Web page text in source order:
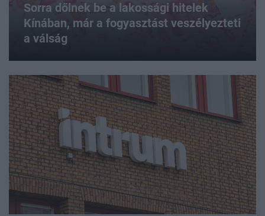
Sorra dőlnek be a lakossági hitelek
Kínában, már a fogyasztást veszélyezteti
a válság